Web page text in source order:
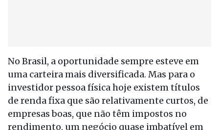
No Brasil, a oportunidade sempre esteve em
uma carteira mais diversificada. Mas para o
investidor pessoa física hoje existem títulos
de renda fixa que são relativamente curtos, de
empresas boas, que não têm impostos no
rendimento, um negócio quase imbatível em